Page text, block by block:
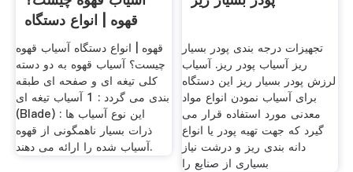
قهوه | انواع دستگاه
قهوه | انواع دستگاه آسیاب قهوه
چیست؟ آسیاب قهوه به دو دسته
کلی تیغه ای و صفحه ای طبقه
بندی می گردد : 1 آسیاب تیغه ای
(Blade) : این نوع آسیاب ها
ذرات بسیار ناهمگونی از قهوه
آسیاب شده را ارائه می دهند.
تجهیزات درجه بندی پودر بسیار
ریز آسیاب پودر ریز. آسیاب
لرزش پودر بسیار ریز این دستگاه
برای آسیاب نمودن انواع مواد
معدنی مورد استفاده قرار می
گیرد که جهت تهیه پودر یا انواع
دانه بندی ریز و درشت نیاز
بسیاری از صنایع را